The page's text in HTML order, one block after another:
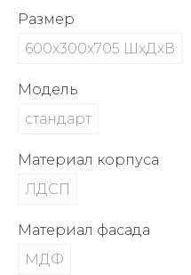
Размер
600х300х705 ШхДхВ
Модель
стандарт
Материал корпуса
ЛДСП
Материал фасада
МДФ
об оплате Плайтом